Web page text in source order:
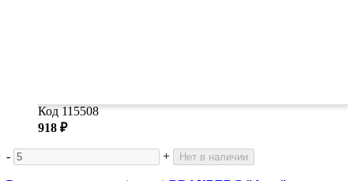
Код 115508
918 ₽
- + Нет в наличии